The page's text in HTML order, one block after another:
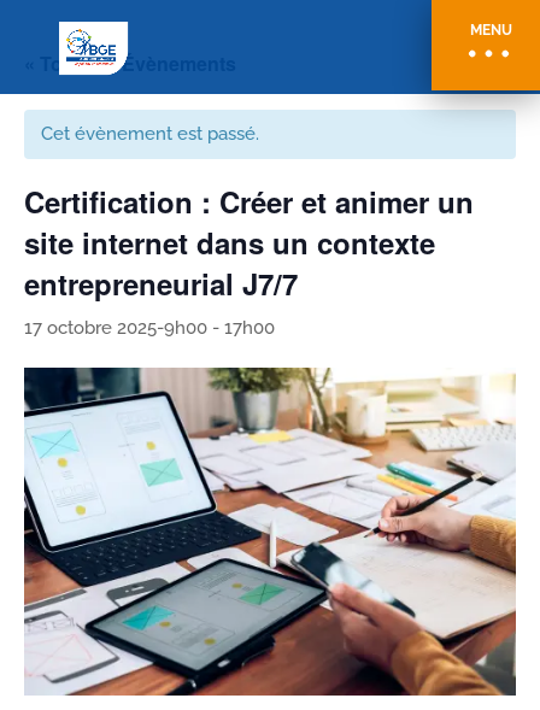
MENU
« Tous les Évènements
Cet évènement est passé.
Certification : Créer et animer un
site internet dans un contexte
entrepreneurial J7/7
17 octobre 2025-9h00 - 17h00